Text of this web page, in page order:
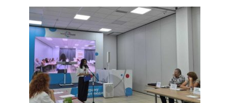
ВСЕ КАК ЕСТЬ. Исчезающая
Украина. Страна вдов и
сирот...
07 августа 2026 16:11
В Чертковском районе
ремонтируют 2,85 км дороги к